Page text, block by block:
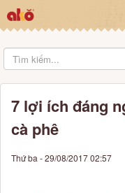
7 lợi ích đáng
cà phê
Thứ ba - 29/08/2017 02:57